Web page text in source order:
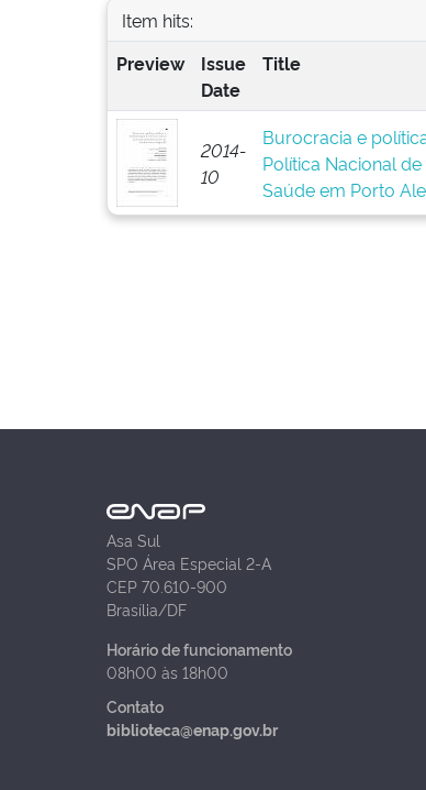
Item hits:
Preview
Issue
Date
Title
2014-
10
Burocracia e
Política Nacional
Saúde em Porto
Asa Sul
SPO Área Especial 2-A
CEP 70.610-900
Brasília/DF
Horário de funcionamento
08h00 às 18h00
Contato
biblioteca@enap.gov.br